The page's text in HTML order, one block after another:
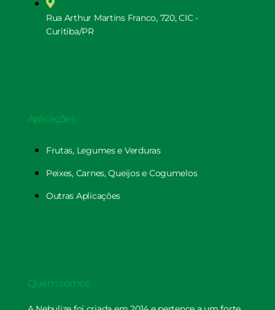
Quem somos
Aplicações
Frutas, Legumes e Verduras
Peixes, Carnes, Queijos e Cogumelos
Outras Aplicações
Rua Arthur Martins Franco, 720, CIC -
Curitiba/PR